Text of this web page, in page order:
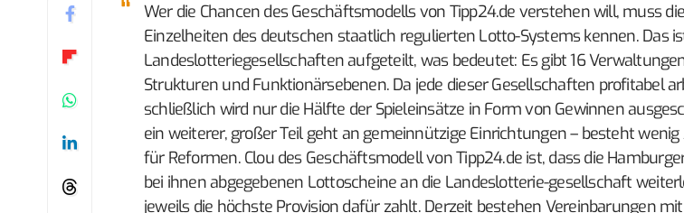
Wer die Chancen des Geschäftsmodells von Tipp24.de verstehen will, muss die
Einzelheiten des deutschen staatlich regulierten Lotto-Systems kennen. Das
Landeslotteriegesellschaften aufgeteilt, was bedeutet: Es gibt 16
Strukturen und Funktionärsebenen. Da jede dieser Gesellschaften profitabel
schließlich wird nur die Hälfte der Spieleinsätze in Form von Gewinnen
ein weiterer, großer Teil geht an gemeinnützige Einrichtungen – besteht wenig
für Reformen. Clou des Geschäftsmodell von Tipp24.de ist, dass die
bei ihnen abgegebenen Lottoscheine an die Landeslotterie-gesellschaft
jeweils die höchste Provision dafür zahlt. Derzeit bestehen Vereinbarungen